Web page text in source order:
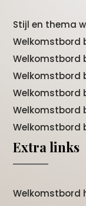
Stijl en thema
Welkomstbord
Welkomstbord
Welkomstbord
Welkomstbord
Welkomstbord
Welkomstbord
Extra links
Welkomstbord